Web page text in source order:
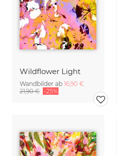
Wildflower Light
Wandbilder ab 16,90 €
21,90 € -25%